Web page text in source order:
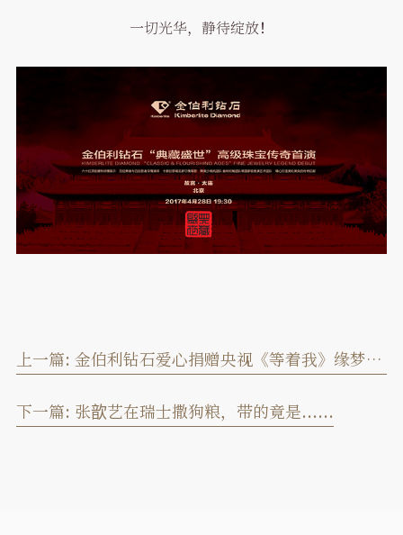
一切光华，静待绽放！
上一篇: 金伯利钻石爱心捐赠央视《等着我》缘梦基金
下一篇: 张歆艺在瑞士撒狗粮，带的竟是......